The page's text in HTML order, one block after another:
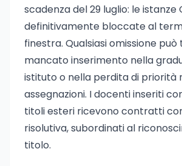
scadenza del 29 luglio: le istanze
definitivamente bloccate al
finestra. Qualsiasi omissione
mancato inserimento nella
istituto o nella perdita di priorità
assegnazioni. I docenti inseriti
titoli esteri ricevono contratti
risolutiva, subordinati al
titolo.